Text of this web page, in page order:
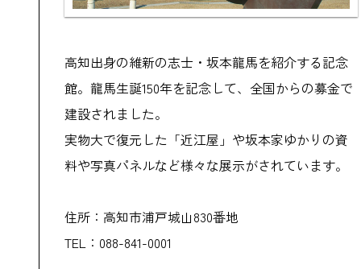
高知出身の維新の志士・坂本龍馬を紹介する記念
館。龍馬生誕150年を記念して、全国からの募金で
建設されました。
実物大で復元した「近江屋」や坂本家ゆかりの資
料や写真パネルなど様々な展示がされています。
住所：高知市浦戸城山830番地
TEL：088-841-0001